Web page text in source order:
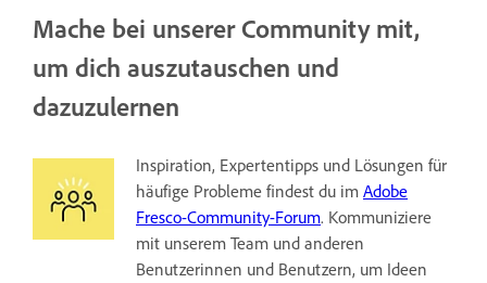
Mache bei unserer Community mit,
um dich auszutauschen und
dazuzulernen
Inspiration, Expertentipps und Lösungen für
häufige Probleme findest du im Adobe
Fresco-Community-Forum. Kommuniziere
mit unserem Team und anderen
Benutzerinnen und Benutzern, um Ideen